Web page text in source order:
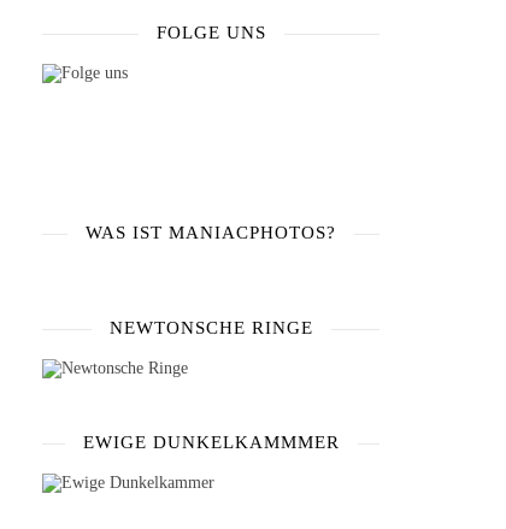
FOLGE UNS
WAS IST MANIACPHOTOS?
NEWTONSCHE RINGE
EWIGE DUNKELKAMMMER